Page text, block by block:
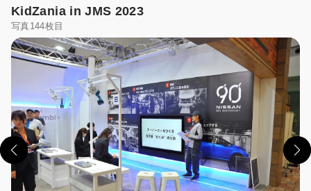
KidZania in JMS 2023
写真144枚目